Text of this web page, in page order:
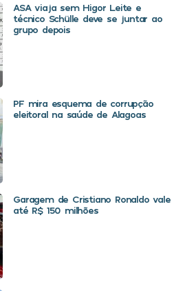
ASA viaja sem Higor Leite e
técnico Schülle deve se juntar ao
grupo depois
PF mira esquema de corrupção
eleitoral na saúde de Alagoas
Garagem de Cristiano Ronaldo vale
até R$ 150 milhões